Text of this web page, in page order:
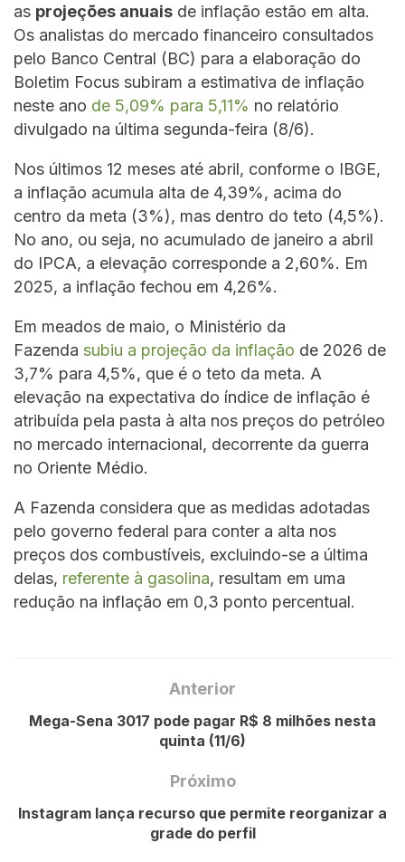
as projeções anuais de inflação estão em alta.
Os analistas do mercado financeiro consultados
pelo Banco Central (BC) para a elaboração do
Boletim Focus subiram a estimativa de inflação
neste ano de 5,09% para 5,11% no relatório
divulgado na última segunda-feira (8/6).
Nos últimos 12 meses até abril, conforme o IBGE,
a inflação acumula alta de 4,39%, acima do
centro da meta (3%), mas dentro do teto (4,5%).
No ano, ou seja, no acumulado de janeiro a abril
do IPCA, a elevação corresponde a 2,60%. Em
2025, a inflação fechou em 4,26%.
Em meados de maio, o Ministério da
Fazenda subiu a projeção da inflação de 2026 de
3,7% para 4,5%, que é o teto da meta. A
elevação na expectativa do índice de inflação é
atribuída pela pasta à alta nos preços do petróleo
no mercado internacional, decorrente da guerra
no Oriente Médio.
A Fazenda considera que as medidas adotadas
pelo governo federal para conter a alta nos
preços dos combustíveis, excluindo-se a última
delas, referente à gasolina, resultam em uma
redução na inflação em 0,3 ponto percentual.
Anterior
Mega-Sena 3017 pode pagar R$ 8 milhões nesta
quinta (11/6)
Próximo
Instagram lança recurso que permite reorganizar a
grade do perfil